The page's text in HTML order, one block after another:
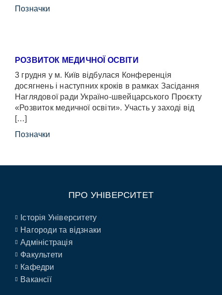
Позначки
РОЗВИТОК МЕДИЧНОЇ ОСВІТИ
3 грудня у м. Київ відбулася Конференція
досягнень і наступних кроків в рамках Засідання
Наглядової ради Україно-швейцарського Проєкту
«Розвиток медичної освіти». Участь у заході від
[…]
Позначки
ПРО УНІВЕРСИТЕТ
Історія Університету
Нагороди та відзнаки
Адміністрація
Факультети
Кафедри
Вакансії